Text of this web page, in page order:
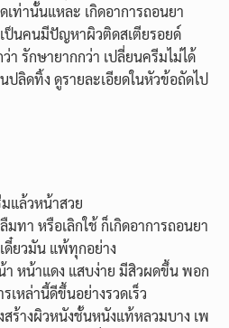
เท่านั้นแหละ เกิดอาการถอนยา
ป็นคนมีปัญหาผิวติดสเตียรอยด์
รักษายากกว่า เปลี่ยนครีมไม่ได้
ปลิดทิ้ง ดูรายละเอียดในหัวข้อถัดไป
แล้วหน้าสวย
ทา หรือเลิกใช้ ก็เกิดอาการถอนยา
ดี๋ยวมัน แพ้ทุกอย่าง
า หน้าแดง แสบง่าย มีสิวผดขึ้น พอก
เหล่านี้ดีขึ้นอย่างรวดเร็ว
สร้างผิวหนังชั้นหนังแท้หลวมบาง เพ